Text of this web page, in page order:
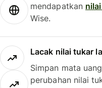
mendapatkan
Wise.
Lacak nilai tukar
Simpan mata
perubahan nilai